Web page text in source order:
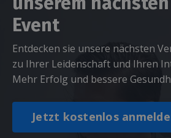
Event
Entdecken sie unsere nächsten
zu Ihrer Leidenschaft und Ihren
Mehr Erfolg und bessere
Jetzt kostenlos